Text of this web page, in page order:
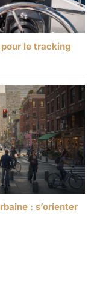
le tracking
: s’orienter